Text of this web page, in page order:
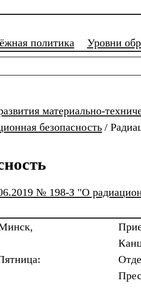
политика Уровни
материально-
безопасность /
№ 198-З "О